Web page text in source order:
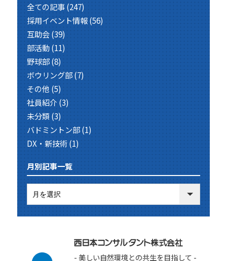
全ての記事(247)
採用イベント情報(56)
互助会(39)
部活動(11)
野球部(8)
ボウリング部(7)
その他(5)
社員紹介 (3)
未分類(3)
バドミントン部(1)
DX・新技術(1)
月別記事一覧
- 美しい自然環境との共生を目指して -